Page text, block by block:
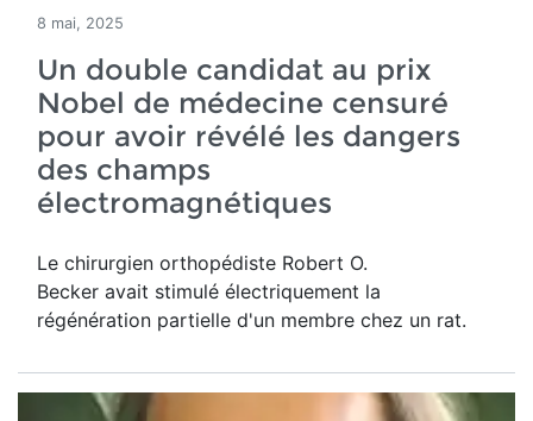
8 mai, 2025
Un double candidat au prix
Nobel de médecine censuré
pour avoir révélé les dangers
des champs
électromagnétiques
Le chirurgien orthopédiste Robert O.
Becker avait stimulé électriquement la
régénération partielle d'un membre chez un rat.